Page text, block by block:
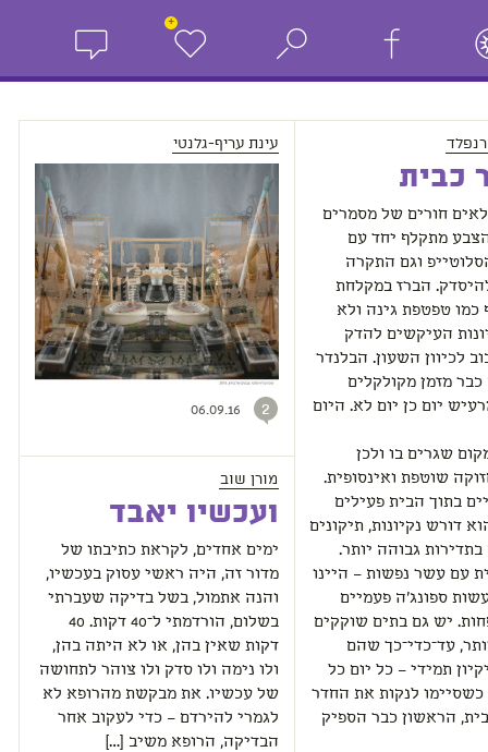
+
כבית
חורים של מסמרים
הצבע מתקלף יחד עם
וגם התקרה
הברז במקלחת
כמו טפטפת גינה ולא
העיקשים להדק
לכיוון השעון. הבלנדר
כבר מזמן מקולקלים
יום כן יום לא. היום
שגרים בו ולכן
שוטפת ואינסופית.
בתוך הבית פעילים
דורש נקיונות, תיקונים
בתדירות גבוהה יותר.
עם עשר נפשות – היינו
ספונג'ה פעמיים
יש גם בתים שוקקים
עד־כדי־כך שהם
תמידי – כל יום כל
כשסיימו לנקות את החדר
הראשון כבר הספיק
עינת עריף-גלנטי
2
06.09.16
מורן שוב
ועכשיו יאבד
ימים אחדים, לקראת כתיבתו של
מדור זה, היה ראשי עסוק בעכשיו,
והנה אתמול, בשל בדיקה שעברתי
בשלום, הורדמתי ל־40 דקות. 40
דקות שאין בהן, או לא היתה בהן,
ולו נימה ולו סדק ולו צוהר לתחושה
של עכשיו. את מבקשת מהרופא לא
לגמרי להירדם – כדי לעקוב אחר
הבדיקה, הרופא משיב […]